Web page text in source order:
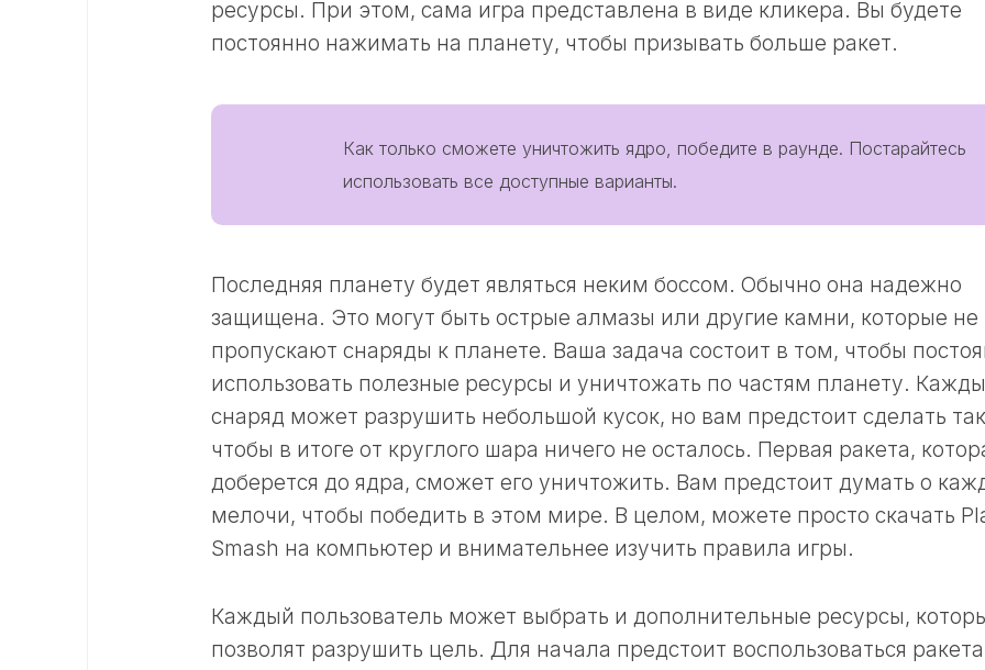
ресурсы. При этом, сама игра представлена в виде кликера. Вы будете
постоянно нажимать на планету, чтобы призывать больше ракет.
Как только сможете уничтожить ядро, победите в раунде. Постарайтесь
использовать все доступные варианты.
Последняя планету будет являться неким боссом. Обычно она надежно
защищена. Это могут быть острые алмазы или другие камни, которые не
пропускают снаряды к планете. Ваша задача состоит в том, чтобы
использовать полезные ресурсы и уничтожать по частям планету.
снаряд может разрушить небольшой кусок, но вам предстоит сделать
чтобы в итоге от круглого шара ничего не осталось. Первая ракета,
доберется до ядра, сможет его уничтожить. Вам предстоит думать о
мелочи, чтобы победить в этом мире. В целом, можете просто скачать
Smash на компьютер и внимательнее изучить правила игры.
Каждый пользователь может выбрать и дополнительные ресурсы,
позволят разрушить цель. Для начала предстоит воспользоваться